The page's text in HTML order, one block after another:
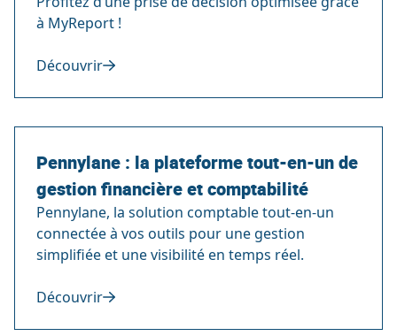
à MyReport !
Découvrir
Pennylane : la plateforme tout-en-un de
gestion financière et comptabilité
Pennylane, la solution comptable tout-en-un
connectée à vos outils pour une gestion
simplifiée et une visibilité en temps réel.
Découvrir